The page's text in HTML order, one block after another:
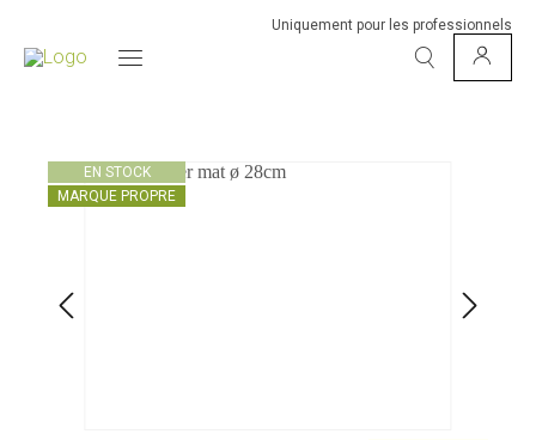
Uniquement pour les professionnels
EN STOCK
MARQUE PROPRE